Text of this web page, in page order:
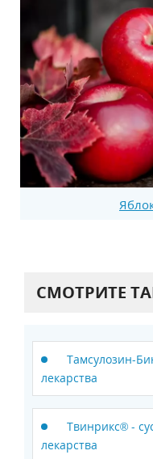
СМОТРИТЕ
Тамсулозин-
лекарства
Твинрикс® -
лекарства